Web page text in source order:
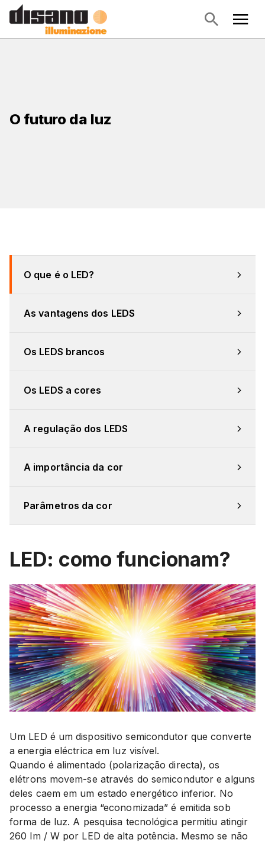
O futuro da luz
O que é o LED?
As vantagens dos LEDS
Os LEDS brancos
Os LEDS a cores
A regulação dos LEDS
A importância da cor
Parâmetros da cor
LED: como funcionam?
Um LED é um dispositivo semicondutor que converte
a energia eléctrica em luz visível.
Quando é alimentado (polarização directa), os
elétrons movem-se através do semicondutor e alguns
deles caem em um estado energético inferior. No
processo a energia “economizada” é emitida sob
forma de luz. A pesquisa tecnológica permitiu atingir
260 lm / W por LED de alta potência. Mesmo se não